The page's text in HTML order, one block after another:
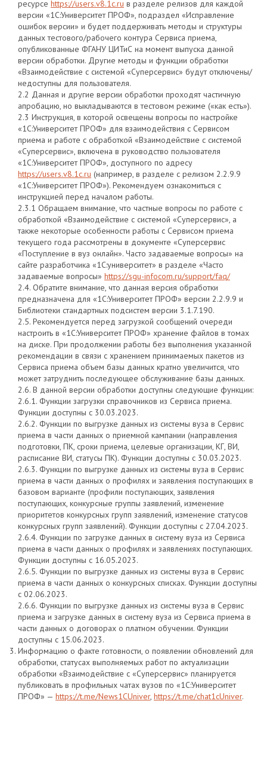
ресурсе https://users.v8.1c.ru в разделе релизов для каждой
версии «1С:Университет ПРОФ», подраздел «Исправление
ошибок версии» и будет поддерживать методы и структуры
данных тестового/рабочего контура Сервиса приема,
опубликованные ФГАНУ ЦИТиС на момент выпуска данной
версии обработки. Другие методы и функции обработки
«Взаимодействие с системой «Суперсервис» будут отключены/
недоступны для пользователя.
2.2 Данная и другие версии обработки проходят частичную
апробацию, но выкладываются в тестовом режиме («как есть»).
2.3 Инструкция, в которой освещены вопросы по настройке
«1С:Университет ПРОФ» для взаимодействия с Сервисом
приема и работе с обработкой «Взаимодействие с системой
«Суперсервис», включена в руководство пользователя
«1С:Университет ПРОФ», доступного по адресу
https://users.v8.1c.ru (например, в разделе с релизом 2.2.9.9
«1С:Университет ПРОФ»). Рекомендуем ознакомиться с
инструкцией перед началом работы.
2.3.1 Обращаем внимание, что частные вопросы по работе с
обработкой «Взаимодействие с системой «Суперсервис», а
также некоторые особенности работы с Сервисом приема
текущего года рассмотрены в документе «Суперсервис
«Поступление в вуз онлайн». Часто задаваемые вопросы» на
сайте разработчика «1С:университет» в разделе «Часто
задаваемые вопросы» https://sgu-infocom.ru/support/faq/
2.4. Обратите внимание, что данная версия обработки
предназначена для «1С:Университет ПРОФ» версии 2.2.9.9 и
Библиотеки стандартных подсистем версии 3.1.7.190.
2.5. Рекомендуется перед загрузкой сообщений очереди
настроить в «1С:Университет ПРОФ» хранение файлов в томах
на диске. При продолжении работы без выполнения указанной
рекомендации в связи с хранением принимаемых пакетов из
Сервиса приема объем базы данных кратно увеличится, что
может затруднить последующее обслуживание базы данных.
2.6. В данной версии обработки доступны следующие функции:
2.6.1. Функции загрузки справочников из Сервиса приема.
Функции доступны с 30.03.2023.
2.6.2. Функции по выгрузке данных из системы вуза в Сервис
приема в части данных о приемной кампании (направления
подготовки, ПК, сроки приема, целевые организации, КГ, ВИ,
расписание ВИ, статусы ПК). Функции доступны с 30.03.2023.
2.6.3. Функции по выгрузке данных из системы вуза в Сервис
приема в части данных о профилях и заявления поступающих в
базовом варианте (профили поступающих, заявления
поступающих, конкурсные группы заявлений, изменение
приоритетов конкурсных групп заявлений, изменение статусов
конкурсных групп заявлений). Функции доступны с 27.04.2023.
2.6.4. Функции по загрузке данных в систему вуза из Сервиса
приема в части данных о профилях и заявлениях поступающих.
Функции доступны с 16.05.2023.
2.6.5. Функции по выгрузке данных из системы вуза в Сервис
приема в части данных о конкурсных списках. Функции доступны
с 02.06.2023.
2.6.6. Функции по выгрузке данных из системы вуза в Сервис
приема и загрузке данных в систему вуза из Сервиса приема в
части данных о договорах о платном обучении. Функции
доступны с 15.06.2023.
Информацию о факте готовности, о появлении обновлений для
обработки, статусах выполняемых работ по актуализации
обработки «Взаимодействие с «Суперсервис» планируется
публиковать в профильных чатах вузов по «1С:Университет
ПРОФ» — https://t.me/News1CUniver, https://t.me/chat1cUniver.